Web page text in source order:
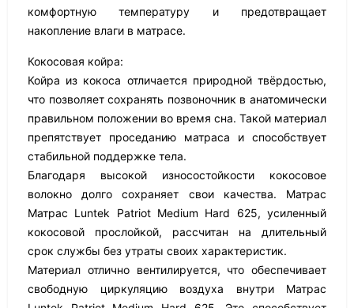
комфортную температуру и предотвращает
накопление влаги в матрасе.
Кокосовая койра:
Койра из кокоса отличается природной твёрдостью,
что позволяет сохранять позвоночник в анатомически
правильном положении во время сна. Такой материал
препятствует проседанию матраса и способствует
стабильной поддержке тела.
Благодаря высокой износостойкости кокосовое
волокно долго сохраняет свои качества. Матрас
Матрас Luntek Patriot Medium Hard 625, усиленный
кокосовой прослойкой, рассчитан на длительный
срок службы без утраты своих характеристик.
Материал отлично вентилируется, что обеспечивает
свободную циркуляцию воздуха внутри Матрас